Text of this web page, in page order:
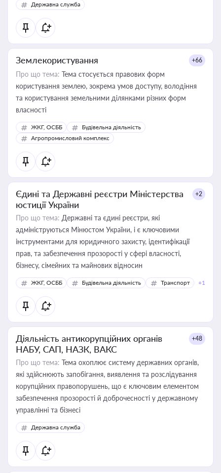
Державна служба
Землекористування +66
Про що тема: Тема стосується правових форм
користування землею, зокрема умов доступу, володіння
та користування земельними ділянками різних форм
власності
ЖКГ, ОСББ
Будівельна діяльність
Агропромисловий комплекс
Єдині та Державні реєстри Міністерства
юстиції України
+2
Про що тема: Державні та єдині реєстри, які
адмініструються Мінюстом України, і є ключовими
інструментами для юридичного захисту, ідентифікації
прав, та забезпечення прозорості у сфері власності,
бізнесу, сімейних та майнових відносин
ЖКГ, ОСББ Будівельна діяльність Транспорт +1
Діяльність антикорупційних органів
НАБУ, САП, НАЗК, ВАКС
+48
Про що тема: Тема охоплює систему державних органів,
які здійснюють запобігання, виявлення та розслідування
корупційних правопорушень, що є ключовим елементом
забезпечення прозорості й доброчесності у державному
управлінні та бізнесі
Державна служба